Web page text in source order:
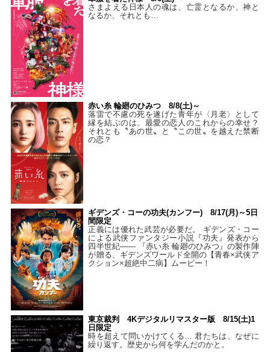
さまよえる日本人の魂は、亡霊となるか、神と
なるか、それとも…
赤い糸 輪廻のひみつ 8/8(土)～
落雷で不慮の死を遂げた青年が〈月老〉として
縁を結ぶのは、最愛の恋人のこれからの幸せ？
それとも〝あの世〟と〝この世〟を越えた禁断
の恋？
ギデンズ・コーの功夫(カンフー) 8/17(月)～5日
間限定
正義には優れた武芸が必要だ。 ギデンズ・コー
による武侠ファンタジー小説『功夫』発表から
四半世紀―― 『赤い糸 輪廻のひみつ』の製作陣
が贈る、ギデンズワールド全開の【青春×武侠ア
クション×超絶中二病】ムービー！
東京裁判 4Kデジタルリマスター版 8/15(土)1
日限定
時を超えて問いかけてくる… 君たちは、なぜに
繰り返す。歴史から何を学んだのかと。